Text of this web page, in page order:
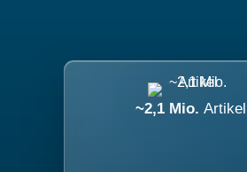
~2,1 Mio. Artikel